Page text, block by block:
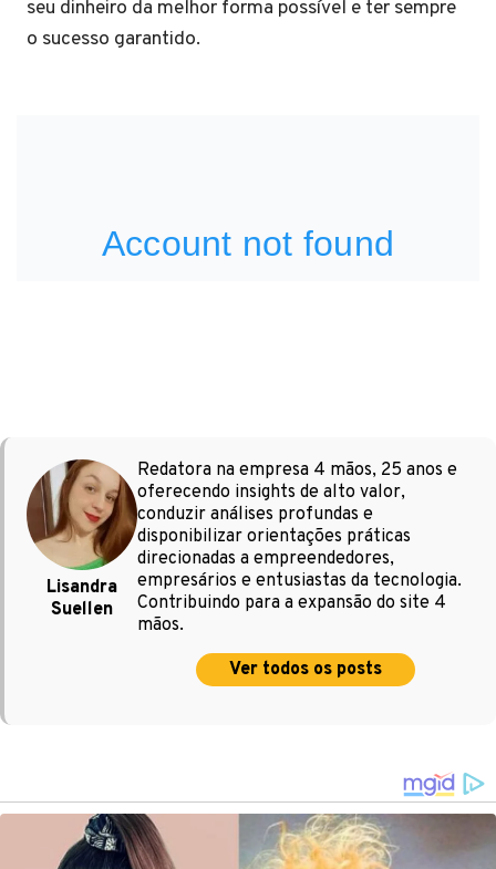
seu dinheiro da melhor forma possível e ter sempre
o sucesso garantido.
Lisandra
Suellen
Redatora na empresa 4 mãos, 25 anos e
oferecendo insights de alto valor,
conduzir análises profundas e
disponibilizar orientações práticas
direcionadas a empreendedores,
empresários e entusiastas da tecnologia.
Contribuindo para a expansão do site 4
mãos.
Ver todos os posts